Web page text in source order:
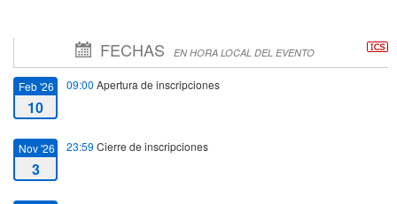
FECHAS EN HORA LOCAL DEL EVENTO
Feb '26
10
09:00 Apertura de inscripciones
Nov '26
3
23:59 Cierre de inscripciones